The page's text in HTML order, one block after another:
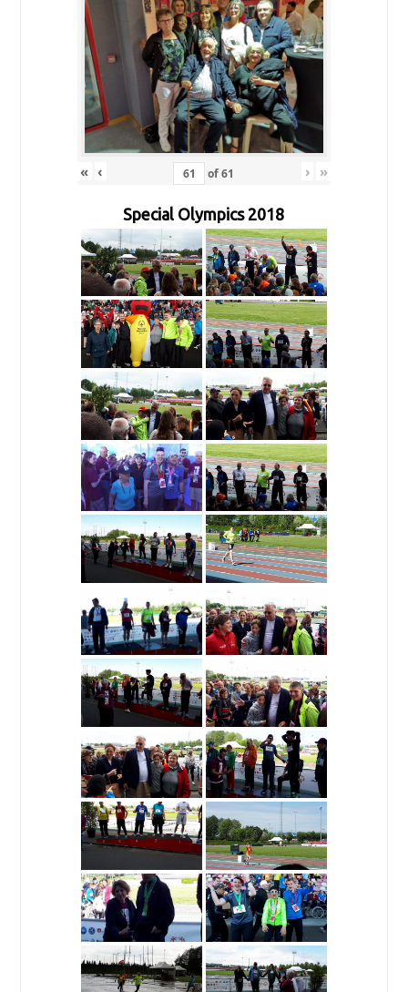
« ‹ of61 › »
Special Olympics 2018